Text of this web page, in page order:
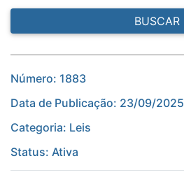
BUSCAR
Número: 1883
Data de Publicação: 23/09/2025
Categoria: Leis
Status: Ativa